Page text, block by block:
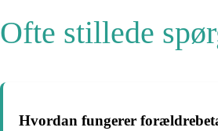
Ofte stillede
Hvordan fungerer